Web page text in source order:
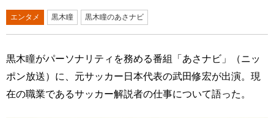
エンタメ 黒木瞳 黒木瞳のあさナビ
黒木瞳がパーソナリティを務める番組「あさナビ」（ニッ
ポン放送）に、元サッカー日本代表の武田修宏が出演。現
在の職業であるサッカー解説者の仕事について語った。